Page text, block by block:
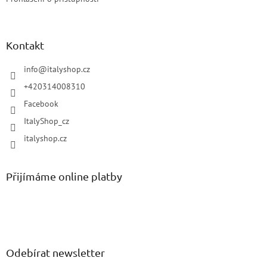
Kontakt
info@italyshop.cz
+420314008310
Facebook
ItalyShop_cz
italyshop.cz
Přijímáme online platby
Odebírat newsletter